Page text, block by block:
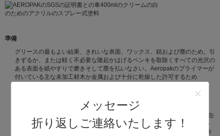
メッセージ
折り返しご連絡いたします！
準備
グリースの最もよい結果、きれいな表面、ワックス、錆および塵のため。引
きずるか、または軽く不必要な隆起かはげるペンキを取除くすべての光沢の
ある表面を紙やすりで磨きそして塵を払いなさい。Aeropakのプライマーが
付いている主な未加工材木か金属および十分に乾燥した許可するため
重要:使用の前に1分の間缶を活発に揺すりなさい。準備された表面からの缶
30cmを握って、左から右の表面働きを渡る連続的な動きで吹きかかる1つ
の軽い霧のコートを加えることによって始めなさい。休止は、30から60秒